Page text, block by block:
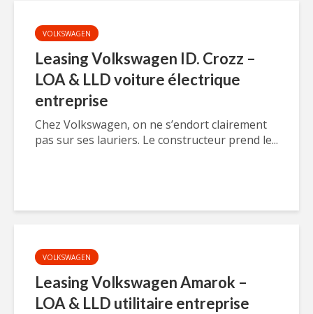
VOLKSWAGEN
Leasing Volkswagen ID. Crozz –
LOA & LLD voiture électrique
entreprise
Chez Volkswagen, on ne s’endort clairement
pas sur ses lauriers. Le constructeur prend le...
VOLKSWAGEN
Leasing Volkswagen Amarok –
LOA & LLD utilitaire entreprise